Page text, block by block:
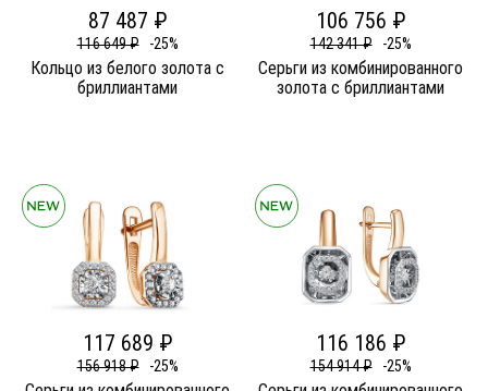
87 487 ₽
116 649 ₽ -25%
Кольцо из белого золота c
бриллиантами
106 756 ₽
142 341 ₽ -25%
Серьги из комбинированного
золота c бриллиантами
117 689 ₽
156 918 ₽ -25%
116 186 ₽
154 914 ₽ -25%